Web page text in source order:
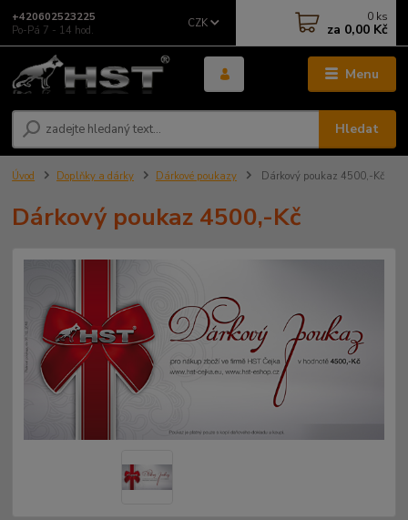
Menu
CZK
Hledat
+420602523225
Po-Pá 7 - 14 hod.
0 ks
za 0,00 Kč
Úvod Doplňky a dárky Dárkové poukazy Dárkový poukaz 4500,-Kč
Dárkový poukaz 4500,-Kč